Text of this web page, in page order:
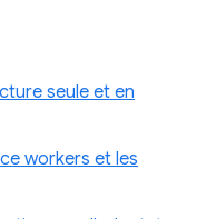
seule et en
workers et les